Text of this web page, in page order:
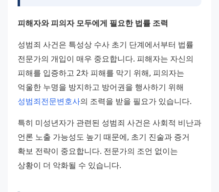
피해자와 피의자 모두에게 필요한 법률 조력
성범죄 사건은 특성상 수사 초기 단계에서부터 법률
전문가의 개입이 매우 중요합니다. 피해자는 자신의
피해를 입증하고 2차 피해를 막기 위해, 피의자는
성범죄전문변호사의 조력을 받을 필요가 있습니다.
특히 미성년자가 관련된 성범죄 사건은 사회적 비난과
언론 노출 가능성도 높기 때문에, 초기 진술과 증거
확보 전략이 중요합니다. 전문가의 조언 없이는
상황이 더 악화될 수 있습니다.